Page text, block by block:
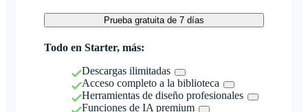
Prueba gratuita de 7 días
Todo en Starter, más:
Descargas ilimitadas
Acceso completo a la biblioteca
Herramientas de diseño profesionales
Funciones de IA premium